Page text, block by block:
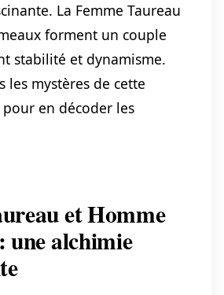
La Femme Taureau
forment un couple
stabilité et dynamisme.
les mystères de cette
en décoder les
et Homme
une alchimie